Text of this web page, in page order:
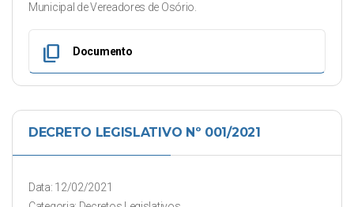
Municipal de Vereadores de Osório.
content_copy Documento
DECRETO LEGISLATIVO Nº 001/2021
Data: 12/02/2021